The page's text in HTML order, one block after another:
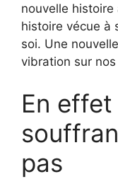
nouvelle histoire
histoire vécue à
soi. Une
vibration sur
En
pas